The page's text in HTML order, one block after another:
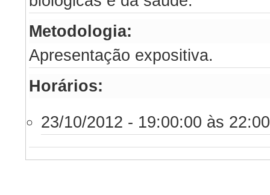
Metodologia:
Apresentação expositiva.
Horários:
23/10/2012 - 19:00:00 às